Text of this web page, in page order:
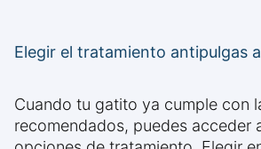
Elegir el tratamiento antipulgas
Cuando tu gatito ya cumple con
recomendados, puedes acceder